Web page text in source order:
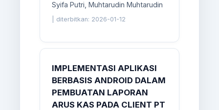
Syifa Putri, Muhtarudin Muhtarudin
diterbitkan: 2026-01-12
IMPLEMENTASI APLIKASI
BERBASIS ANDROID DALAM
PEMBUATAN LAPORAN
ARUS KAS PADA CLIENT PT